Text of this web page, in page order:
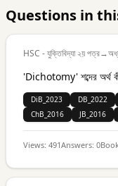
Questions in
HSC - যুক্তিবিদ্যা ২য় পত্র→
'Dichotomy' শব্দের অর্থ
DiB_2023 DB_2022
ChB_2016
JB_2016
Views: 491Answers: 0